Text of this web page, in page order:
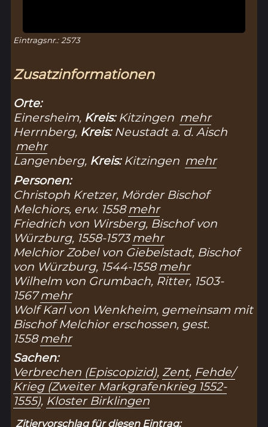
Eintragsnr.: 2573
Zusatzinformationen
Orte:
Einersheim, Kreis: Kitzingen mehr
Herrnberg, Kreis: Neustadt a. d. Aisch
mehr
Langenberg, Kreis: Kitzingen mehr
Personen:
Christoph Kretzer, Mörder Bischof
Melchiors, erw. 1558 mehr
Friedrich von Wirsberg, Bischof von
Würzburg, 1558-1573 mehr
Melchior Zobel von Giebelstadt, Bischof
von Würzburg, 1544-1558 mehr
Wilhelm von Grumbach, Ritter, 1503-
1567 mehr
Wolf Karl von Wenkheim, gemeinsam mit
Bischof Melchior erschossen, gest.
1558 mehr
Sachen:
Verbrechen (Episcopizid), Zent, Fehde/
Krieg (Zweiter Markgrafenkrieg 1552-
1555), Kloster Birklingen
Zitiervorschlag für diesen Eintrag: